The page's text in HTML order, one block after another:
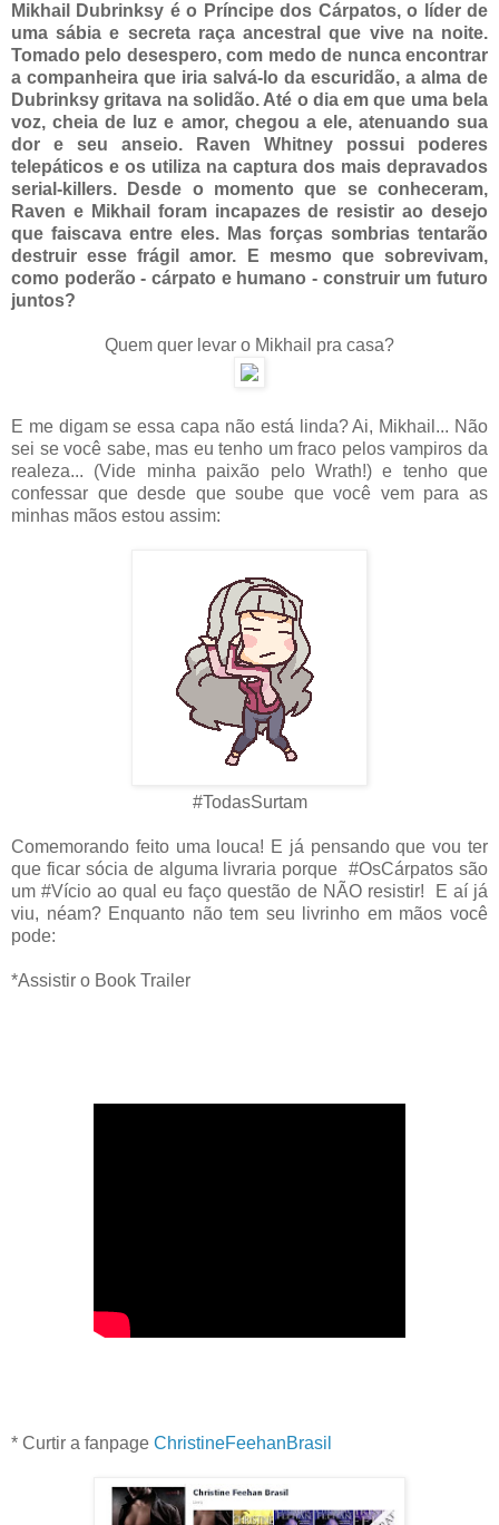
Mikhail Dubrinksy é o Príncipe dos Cárpatos, o líder de
uma sábia e secreta raça ancestral que vive na noite.
Tomado pelo desespero, com medo de nunca encontrar
a companheira que iria salvá-lo da escuridão, a alma de
Dubrinksy gritava na solidão. Até o dia em que uma bela
voz, cheia de luz e amor, chegou a ele, atenuando sua
dor e seu anseio. Raven Whitney possui poderes
telepáticos e os utiliza na captura dos mais depravados
serial-killers. Desde o momento que se conheceram,
Raven e Mikhail foram incapazes de resistir ao desejo
que faiscava entre eles. Mas forças sombrias tentarão
destruir esse frágil amor. E mesmo que sobrevivam,
como poderão - cárpato e humano - construir um futuro
juntos?
Quem quer levar o Mikhail pra casa?
E me digam se essa capa não está linda? Ai, Mikhail... Não
sei se você sabe, mas eu tenho um fraco pelos vampiros da
realeza... (Vide minha paixão pelo Wrath!) e tenho que
confessar que desde que soube que você vem para as
minhas mãos estou assim:
#TodasSurtam
Comemorando feito uma louca! E já pensando que vou ter
que ficar sócia de alguma livraria porque #OsCárpatos são
um #Vício ao qual eu faço questão de NÃO resistir! E aí já
viu, néam? Enquanto não tem seu livrinho em mãos você
pode:
*Assistir o Book Trailer
* Curtir a fanpage ChristineFeehanBrasil